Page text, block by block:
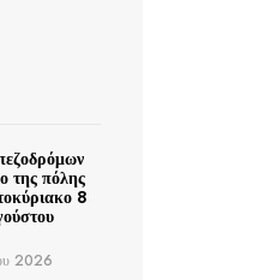
της πόλης
8
2026